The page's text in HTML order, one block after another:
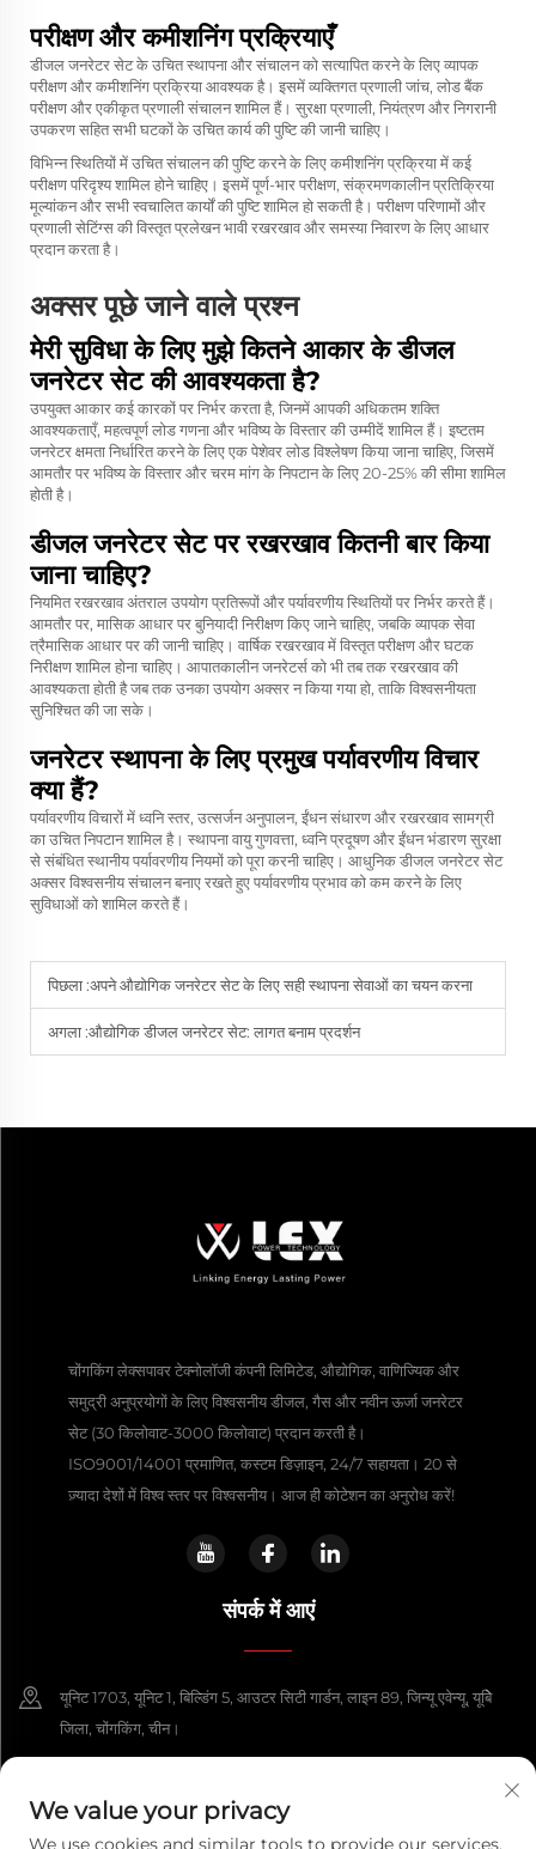
परीक्षण और कमीशनिंग प्रक्रियाएँ
डीजल जनरेटर सेट के उचित स्थापना और संचालन को सत्यापित करने के लिए व्यापक
परीक्षण और कमीशनिंग प्रक्रिया आवश्यक है। इसमें व्यक्तिगत प्रणाली जांच, लोड बैंक
परीक्षण और एकीकृत प्रणाली संचालन शामिल हैं। सुरक्षा प्रणाली, नियंत्रण और निगरानी
उपकरण सहित सभी घटकों के उचित कार्य की पुष्टि की जानी चाहिए।
विभिन्न स्थितियों में उचित संचालन की पुष्टि करने के लिए कमीशनिंग प्रक्रिया में कई
परीक्षण परिदृश्य शामिल होने चाहिए। इसमें पूर्ण-भार परीक्षण, संक्रमणकालीन प्रतिक्रिया
मूल्यांकन और सभी स्वचालित कार्यों की पुष्टि शामिल हो सकती है। परीक्षण परिणामों और
प्रणाली सेटिंग्स की विस्तृत प्रलेखन भावी रखरखाव और समस्या निवारण के लिए आधार
प्रदान करता है।
अक्सर पूछे जाने वाले प्रश्न
मेरी सुविधा के लिए मुझे कितने आकार के डीजल
जनरेटर सेट की आवश्यकता है?
उपयुक्त आकार कई कारकों पर निर्भर करता है, जिनमें आपकी अधिकतम शक्ति
आवश्यकताएँ, महत्वपूर्ण लोड गणना और भविष्य के विस्तार की उम्मीदें शामिल हैं। इष्टतम
जनरेटर क्षमता निर्धारित करने के लिए एक पेशेवर लोड विश्लेषण किया जाना चाहिए, जिसमें
आमतौर पर भविष्य के विस्तार और चरम मांग के निपटान के लिए 20-25% की सीमा शामिल
होती है।
डीजल जनरेटर सेट पर रखरखाव कितनी बार किया
जाना चाहिए?
नियमित रखरखाव अंतराल उपयोग प्रतिरूपों और पर्यावरणीय स्थितियों पर निर्भर करते हैं।
आमतौर पर, मासिक आधार पर बुनियादी निरीक्षण किए जाने चाहिए, जबकि व्यापक सेवा
त्रैमासिक आधार पर की जानी चाहिए। वार्षिक रखरखाव में विस्तृत परीक्षण और घटक
निरीक्षण शामिल होना चाहिए। आपातकालीन जनरेटर्स को भी तब तक रखरखाव की
आवश्यकता होती है जब तक उनका उपयोग अक्सर न किया गया हो, ताकि विश्वसनीयता
सुनिश्चित की जा सके।
जनरेटर स्थापना के लिए प्रमुख पर्यावरणीय विचार
क्या हैं?
पर्यावरणीय विचारों में ध्वनि स्तर, उत्सर्जन अनुपालन, ईंधन संधारण और रखरखाव सामग्री
का उचित निपटान शामिल है। स्थापना वायु गुणवत्ता, ध्वनि प्रदूषण और ईंधन भंडारण सुरक्षा
से संबंधित स्थानीय पर्यावरणीय नियमों को पूरा करनी चाहिए। आधुनिक डीजल जनरेटर सेट
अक्सर विश्वसनीय संचालन बनाए रखते हुए पर्यावरणीय प्रभाव को कम करने के लिए
सुविधाओं को शामिल करते हैं।
पिछला :अपने औद्योगिक जनरेटर सेट के लिए सही स्थापना सेवाओं का चयन करना
अगला :औद्योगिक डीजल जनरेटर सेट: लागत बनाम प्रदर्शन
चोंगकिंग लेक्सपावर टेक्नोलॉजी कंपनी लिमिटेड, औद्योगिक, वाणिज्यिक और
समुद्री अनुप्रयोगों के लिए विश्वसनीय डीजल, गैस और नवीन ऊर्जा जनरेटर
सेट (30 किलोवाट-3000 किलोवाट) प्रदान करती है।
ISO9001/14001 प्रमाणित, कस्टम डिज़ाइन, 24/7 सहायता। 20 से
ज़्यादा देशों में विश्व स्तर पर विश्वसनीय। आज ही कोटेशन का अनुरोध करें!
संपर्क में आएं
यूनिट 1703, यूनिट 1, बिल्डिंग 5, आउटर सिटी गार्डन, लाइन 89, जिन्यू एवेन्यू, यूबेि
जिला, चोंगकिंग, चीन।
[email protected]
We value your privacy
We use cookies and similar tools to provide our services.